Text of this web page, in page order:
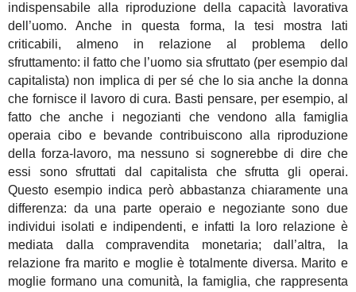
indispensabile alla riproduzione della capacità lavorativa
dell’uomo. Anche in questa forma, la tesi mostra lati
criticabili, almeno in relazione al problema dello
sfruttamento: il fatto che l’uomo sia sfruttato (per esempio dal
capitalista) non implica di per sé che lo sia anche la donna
che fornisce il lavoro di cura. Basti pensare, per esempio, al
fatto che anche i negozianti che vendono alla famiglia
operaia cibo e bevande contribuiscono alla riproduzione
della forza-lavoro, ma nessuno si sognerebbe di dire che
essi sono sfruttati dal capitalista che sfrutta gli operai.
Questo esempio indica però abbastanza chiaramente una
differenza: da una parte operaio e negoziante sono due
individui isolati e indipendenti, e infatti la loro relazione è
mediata dalla compravendita monetaria; dall’altra, la
relazione fra marito e moglie è totalmente diversa. Marito e
moglie formano una comunità, la famiglia, che rappresenta